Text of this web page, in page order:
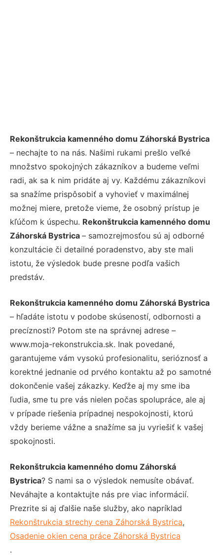
Rekonštrukcia kamenného domu Záhorská Bystrica
– nechajte to na nás. Našimi rukami prešlo veľké
množstvo spokojných zákazníkov a budeme veľmi
radi, ak sa k nim pridáte aj vy. Každému zákazníkovi
sa snažíme prispôsobiť a vyhovieť v maximálnej
možnej miere, pretože vieme, že osobný prístup je
kľúčom k úspechu. Rekonštrukcia kamenného domu
Záhorská Bystrica – samozrejmosťou sú aj odborné
konzultácie či detailné poradenstvo, aby ste mali
istotu, že výsledok bude presne podľa vašich
predstáv.
Rekonštrukcia kamenného domu Záhorská Bystrica
– hľadáte istotu v podobe skúseností, odbornosti a
precíznosti? Potom ste na správnej adrese –
www.moja-rekonstrukcia.sk. Inak povedané,
garantujeme vám vysokú profesionalitu, serióznosť a
korektné jednanie od prvého kontaktu až po samotné
dokončenie vašej zákazky. Keďže aj my sme iba
ľudia, sme tu pre vás nielen počas spolupráce, ale aj
v prípade riešenia prípadnej nespokojnosti, ktorú
vždy berieme vážne a snažíme sa ju vyriešiť k vašej
spokojnosti.
Rekonštrukcia kamenného domu Záhorská
Bystrica? S nami sa o výsledok nemusíte obávať.
Neváhajte a kontaktujte nás pre viac informácií.
Prezrite si aj ďalšie naše služby, ako napríklad
Rekonštrukcia strechy cena Záhorská Bystrica,
Osadenie okien cena práce Záhorská Bystrica
.